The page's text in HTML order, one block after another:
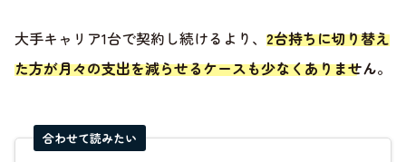
大手キャリア1台で契約し続けるより、 2台持ちに切り替え
た方が月々の支出を減らせるケースも少なくありません。
合わせて読みたい